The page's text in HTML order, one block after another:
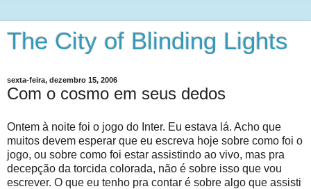
The City of Blinding Lights
sexta-feira, dezembro 15, 2006
Com o cosmo em seus dedos
Ontem à noite foi o jogo do Inter. Eu estava lá. Acho que
muitos devem esperar que eu escreva hoje sobre como foi o
jogo, ou sobre como foi estar assistindo ao vivo, mas pra
decepção da torcida colorada, não é sobre isso que vou
escrever. O que eu tenho pra contar é sobre algo que assisti